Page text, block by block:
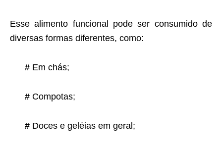
Esse alimento funcional pode ser consumido de
diversas formas diferentes, como:
# Em chás;
# Compotas;
# Doces e geléias em geral;